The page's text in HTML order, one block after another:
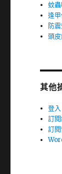
蚊
逢
防震
頭
其他
登入
訂
訂